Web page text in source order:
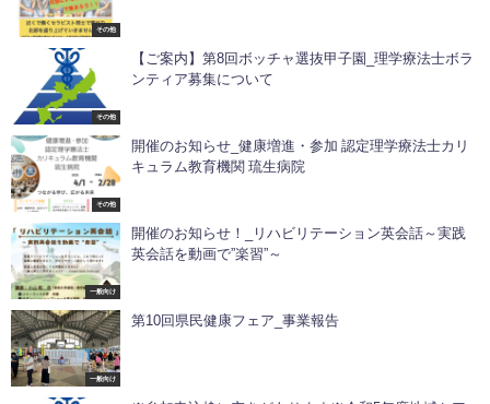
その他
その他
【ご案内】第8回ボッチャ選抜甲子園_理学療法士ボラ
ンティア募集について
その他
開催のお知らせ_健康増進・参加 認定理学療法士カリ
キュラム教育機関 琉生病院
一般向け
開催のお知らせ！_リハビリテーション英会話～実践
英会話を動画で”楽習”～
一般向け
第10回県民健康フェア_事業報告